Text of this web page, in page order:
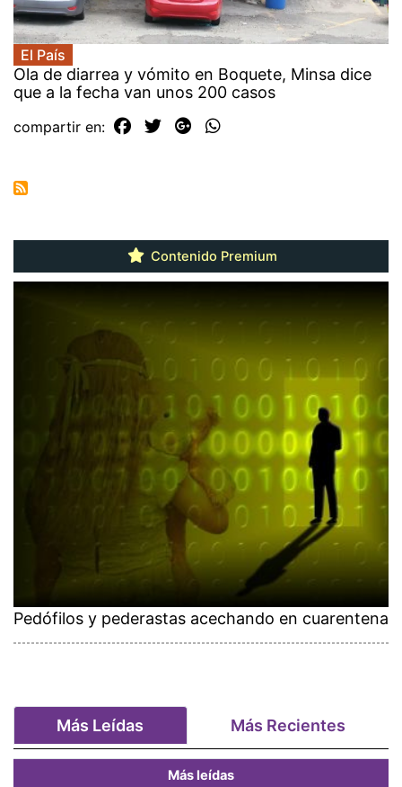
El País
Ola de diarrea y vómito en Boquete, Minsa dice
que a la fecha van unos 200 casos
compartir en:
Contenido Premium
Pedófilos y pederastas acechando en cuarentena
Más Leídas Más Recientes
Más leídas